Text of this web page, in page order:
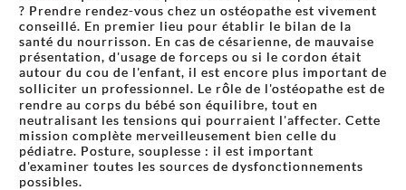
? Prendre rendez-vous chez un ostéopathe est vivement
conseillé. En premier lieu pour établir le bilan de la
santé du nourrisson. En cas de césarienne, de mauvaise
présentation, d'usage de forceps ou si le cordon était
autour du cou de l'enfant, il est encore plus important de
solliciter un professionnel. Le rôle de l'ostéopathe est de
rendre au corps du bébé son équilibre, tout en
neutralisant les tensions qui pourraient l'affecter. Cette
mission complète merveilleusement bien celle du
pédiatre. Posture, souplesse : il est important
d'examiner toutes les sources de dysfonctionnements
possibles.